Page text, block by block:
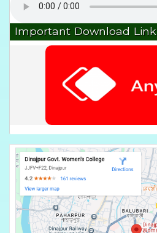
Important Download Link